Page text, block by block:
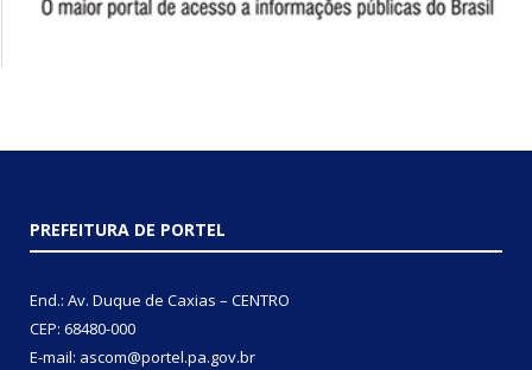
PREFEITURA DE PORTEL
End.: Av. Duque de Caxias – CENTRO
CEP: 68480-000
E-mail: ascom@portel.pa.gov.br